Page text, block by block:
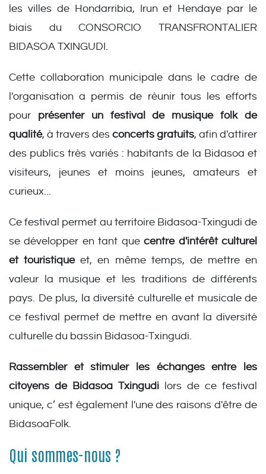
les villes de Hondarribia, Irun et Hendaye par le
biais du CONSORCIO TRANSFRONTALIER
BIDASOA TXINGUDI.
Cette collaboration municipale dans le cadre de
l'organisation a permis de réunir tous les efforts
pour présenter un festival de musique folk de
qualité, à travers des concerts gratuits, afin d'attirer
des publics très variés : habitants de la Bidasoa et
visiteurs, jeunes et moins jeunes, amateurs et
curieux...
Ce festival permet au territoire Bidasoa-Txingudi de
se développer en tant quecentre d'intérêt culturel
et touristiqueet, en même temps, de mettre en
valeur la musique et les traditions de différents
pays. De plus, la diversité culturelle et musicale de
ce festival permet de mettre en avant la diversité
culturelle du bassin Bidasoa-Txingudi.
Rassembler et stimuler les échanges entre les
citoyens de Bidasoa Txingudi lors de ce festival
unique, c’ est également l'une des raisons d'être de
BidasoaFolk.
Qui sommes-nous ?